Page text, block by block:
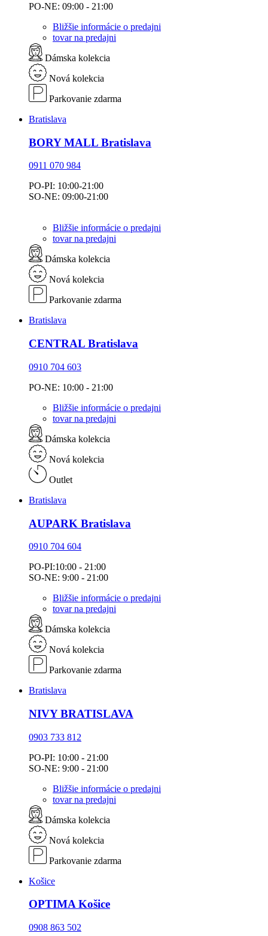
PO-NE: 09:00 - 21:00
Bližšie informácie o predajni
tovar na predajni
Dámska kolekcia
Nová kolekcia
Parkovanie zdarma
Bratislava
BORY MALL Bratislava
0911 070 984
PO-PI: 10:00-21:00
SO-NE: 09:00-21:00
Bližšie informácie o predajni
tovar na predajni
Dámska kolekcia
Nová kolekcia
Parkovanie zdarma
Bratislava
CENTRAL Bratislava
0910 704 603
PO-NE: 10:00 - 21:00
Bližšie informácie o predajni
tovar na predajni
Dámska kolekcia
Nová kolekcia
Outlet
Bratislava
AUPARK Bratislava
0910 704 604
PO-PI:10:00 - 21:00
SO-NE: 9:00 - 21:00
Bližšie informácie o predajni
tovar na predajni
Dámska kolekcia
Nová kolekcia
Parkovanie zdarma
Bratislava
NIVY BRATISLAVA
0903 733 812
PO-PI: 10:00 - 21:00
SO-NE: 9:00 - 21:00
Bližšie informácie o predajni
tovar na predajni
Dámska kolekcia
Nová kolekcia
Parkovanie zdarma
Košice
OPTIMA Košice
0908 863 502